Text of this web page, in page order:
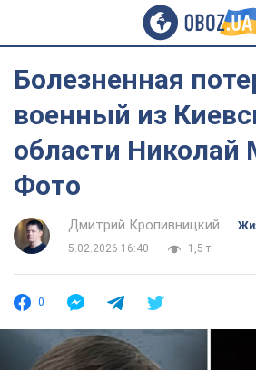
Болезненная
военный из
области Николай
Фото
Дмитрий Кропивницкий
5.02.2026 16:40
1,5 т.
0